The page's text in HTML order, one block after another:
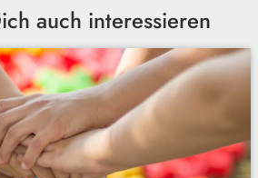
auch interessieren